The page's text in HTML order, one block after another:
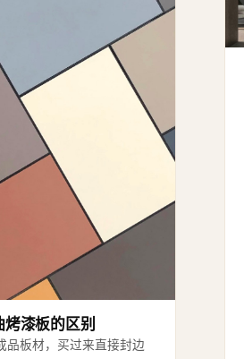
漆板的区别
品板材，买过来直接封边